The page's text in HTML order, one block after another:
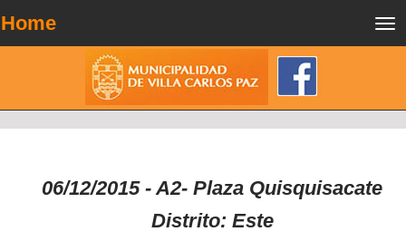
Home
06/12/2015 - A2- Plaza Quisquisacate
Distrito: Este